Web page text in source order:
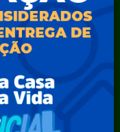
Institucionais – SEMRI
– SEMUSP
de Serra
Outros